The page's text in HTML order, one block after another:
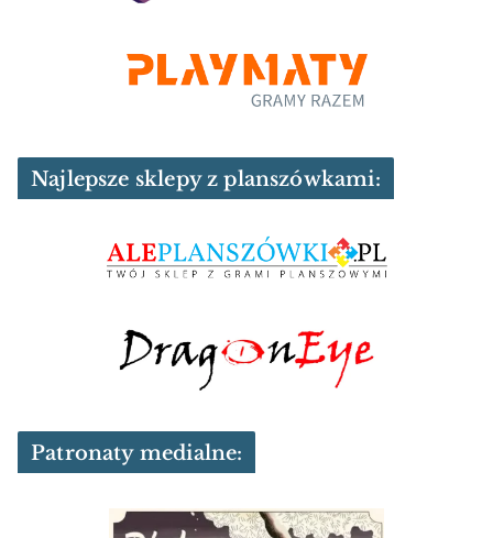
Najlepsze sklepy z planszówkami:
Patronaty medialne: